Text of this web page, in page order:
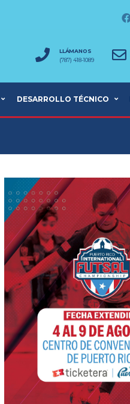
LLÁMANOS
(787) 418-1089
DESARROLLO TÉCNICO